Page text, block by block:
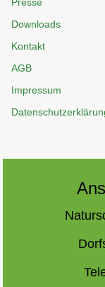
Presse
Downloads
Kontakt
AGB
Impressum